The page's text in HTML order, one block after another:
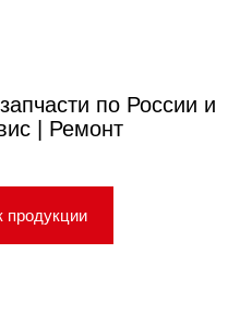
по России и
| Ремонт
продукции